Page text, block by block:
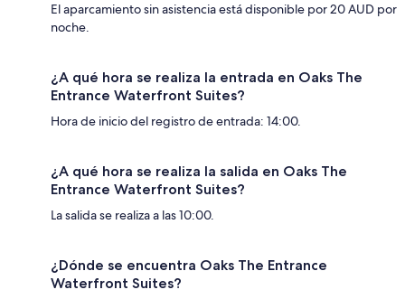
El aparcamiento sin asistencia está disponible por 20 AUD por
noche.
¿A qué hora se realiza la entrada en Oaks The
Entrance Waterfront Suites?
Hora de inicio del registro de entrada: 14:00.
¿A qué hora se realiza la salida en Oaks The
Entrance Waterfront Suites?
La salida se realiza a las 10:00.
¿Dónde se encuentra Oaks The Entrance
Waterfront Suites?